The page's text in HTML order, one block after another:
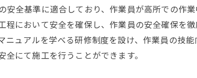
安全基準に適合しており、作業員が高所での作
程において安全を確保し、作業員の安全確保を
ニュアルを学べる研修制度を設け、作業員の技
にて施工を行うことができます。